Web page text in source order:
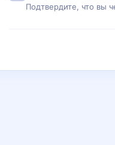
Подтвердите, что вы